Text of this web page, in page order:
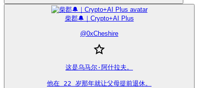
柴郡🔔｜Crypto+AI Plus
@0xCheshire
这是乌马尔·阿什拉夫。
他在 22 岁那年就让父母提前退休。